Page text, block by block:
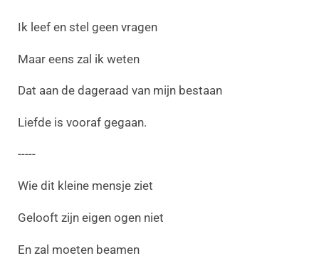
Ik leef en stel geen vragen
Maar eens zal ik weten
Dat aan de dageraad van mijn bestaan
Liefde is vooraf gegaan.
-----
Wie dit kleine mensje ziet
Gelooft zijn eigen ogen niet
En zal moeten beamen